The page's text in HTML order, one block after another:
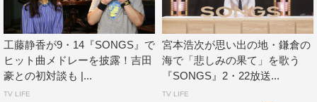
工藤静香が9・14『SONGS』で
ヒット曲メドレーを披露！吉田
豪との初対談も |...
TV LIFE
宮本浩次が思い出の地・鎌倉の
海で「悲しみの果て」を歌う
『SONGS』2・22放送...
TV LIFE